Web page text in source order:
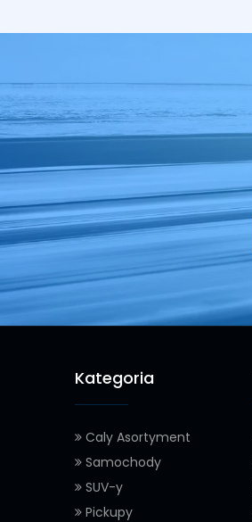
Kategoria
Caly Asortyment
Samochody
SUV-y
Pickupy